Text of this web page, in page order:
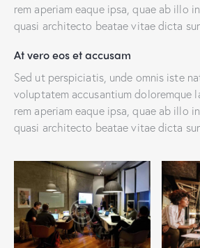
rem aperiam eaque ipsa, quae ab illo
quasi architecto beatae vitae dicta
At vero eos et accusam
Sed ut perspiciatis, unde omnis iste
voluptatem accusantium doloremque
rem aperiam eaque ipsa, quae ab illo
quasi architecto beatae vitae dicta